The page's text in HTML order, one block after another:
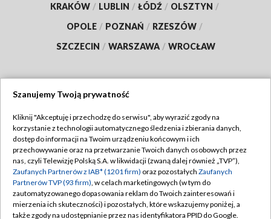
KRAKÓW / LUBLIN / ŁÓDŹ / OLSZTYN /
OPOLE / POZNAŃ / RZESZÓW /
SZCZECIN / WARSZAWA / WROCŁAW
TVP
Abonament TVP
Emisja w TVP
Centrum informacji TVP
Naziemna Telewizja Cyfrowa
Regulamin TVP
Polityka prywatności
Moje zgody
Pomoc
Szanujemy Twoją prywatność
Kliknij "Akceptuję i przechodzę do serwisu", aby wyrazić zgody na
korzystanie z technologii automatycznego śledzenia i zbierania danych,
dostęp do informacji na Twoim urządzeniu końcowym i ich
przechowywanie oraz na przetwarzanie Twoich danych osobowych przez
nas, czyli Telewizję Polską S.A. w likwidacji (zwaną dalej również „TVP”),
Zaufanych Partnerów z IAB* (1201 firm) oraz pozostałych Zaufanych
Partnerów TVP (93 firm), w celach marketingowych (w tym do
zautomatyzowanego dopasowania reklam do Twoich zainteresowań i
mierzenia ich skuteczności) i pozostałych, które wskazujemy poniżej, a
także zgody na udostępnianie przez nas identyfikatora PPID do Google.